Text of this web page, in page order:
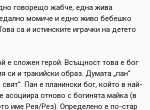
говорещо жабче, една жива
момиче и едно живо бебешко
са и истинските играчки на детето
е сложен герой. Всъщност това е бог
си и тракийски образ. Думата „пан“
Пан е планински бог, който в най-
асоциира отново с богинята майка (в
име Рея/Рез). Определено е по-стар